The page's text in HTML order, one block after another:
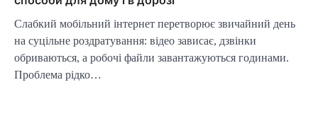
Слабкий мобільний інтернет перетворює звичайний день
на суцільне роздратування: відео зависає, дзвінки
обриваються, а робочі файли завантажуються годинами.
Проблема рідко…